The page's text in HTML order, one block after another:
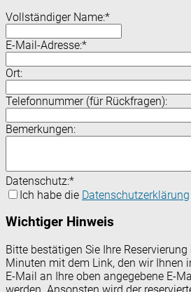
Vollständiger Name:*
E-Mail-Adresse:*
Ort:
Telefonnummer (für Rückfragen):
Bemerkungen:
Datenschutz:*
Ich habe die Datenschutzerklärung
Wichtiger Hinweis
Bitte bestätigen Sie Ihre
Minuten mit dem Link, den wir Ihnen
E-Mail an Ihre oben angegebene E-